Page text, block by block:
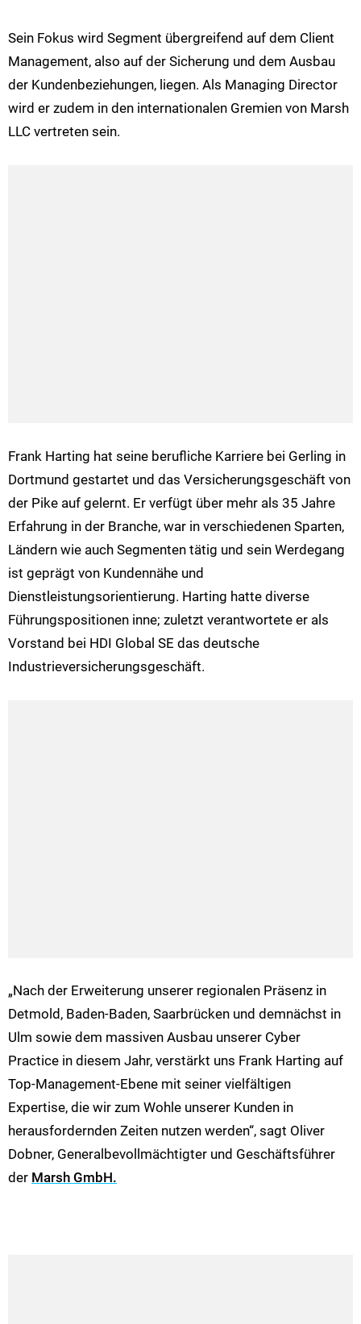
Sein Fokus wird Segment übergreifend auf dem Client
Management, also auf der Sicherung und dem Ausbau
der Kundenbeziehungen, liegen. Als Managing Director
wird er zudem in den internationalen Gremien von Marsh
LLC vertreten sein.
Frank Harting hat seine berufliche Karriere bei Gerling in
Dortmund gestartet und das Versicherungsgeschäft von
der Pike auf gelernt. Er verfügt über mehr als 35 Jahre
Erfahrung in der Branche, war in verschiedenen Sparten,
Ländern wie auch Segmenten tätig und sein Werdegang
ist geprägt von Kundennähe und
Dienstleistungsorientierung. Harting hatte diverse
Führungspositionen inne; zuletzt verantwortete er als
Vorstand bei HDI Global SE das deutsche
Industrieversicherungsgeschäft.
„Nach der Erweiterung unserer regionalen Präsenz in
Detmold, Baden-Baden, Saarbrücken und demnächst in
Ulm sowie dem massiven Ausbau unserer Cyber
Practice in diesem Jahr, verstärkt uns Frank Harting auf
Top-Management-Ebene mit seiner vielfältigen
Expertise, die wir zum Wohle unserer Kunden in
herausfordernden Zeiten nutzen werden“, sagt Oliver
Dobner, Generalbevollmächtigter und Geschäftsführer
der Marsh GmbH.